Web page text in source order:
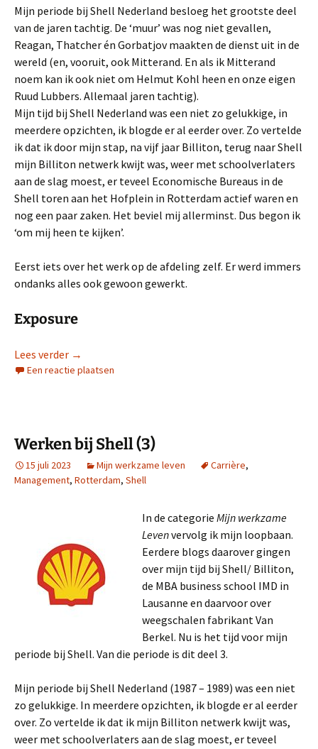
Mijn periode bij Shell Nederland besloeg het grootste deel
van de jaren tachtig. De ‘muur’ was nog niet gevallen,
Reagan, Thatcher én Gorbatjov maakten de dienst uit in de
wereld (en, vooruit, ook Mitterand. En als ik Mitterand
noem kan ik ook niet om Helmut Kohl heen en onze eigen
Ruud Lubbers. Allemaal jaren tachtig).
Mijn tijd bij Shell Nederland was een niet zo gelukkige, in
meerdere opzichten, ik blogde er al eerder over. Zo vertelde
ik dat ik door mijn stap, na vijf jaar Billiton, terug naar Shell
mijn Billiton netwerk kwijt was, weer met schoolverlaters
aan de slag moest, er teveel Economische Bureaus in de
Shell toren aan het Hofplein in Rotterdam actief waren en
nog een paar zaken. Het beviel mij allerminst. Dus begon ik
‘om mij heen te kijken’.
Eerst iets over het werk op de afdeling zelf. Er werd immers
ondanks alles ook gewoon gewerkt.
Exposure
Lees verder Werken bij Shell (4)
→
Een reactie plaatsen
Werken bij Shell (3)
15 juli 2023 Mijn werkzame leven Carrière,
Management, Rotterdam, Shell
In de categorie Mijn werkzame
Levenvervolg ik mijn loopbaan.
Eerdere blogs daarover gingen
over mijn tijd bij Shell/ Billiton,
de MBA business school IMD in
Lausanne en daarvoor over
weegschalen fabrikant Van
Berkel. Nu is het tijd voor mijn
periode bij Shell. Van die periode is dit deel 3.
Mijn periode bij Shell Nederland (1987 – 1989) was een niet
zo gelukkige. In meerdere opzichten, ik blogde er al eerder
over. Zo vertelde ik dat ik mijn Billiton netwerk kwijt was,
weer met schoolverlaters aan de slag moest, er teveel